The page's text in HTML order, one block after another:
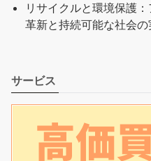
リサイクルと環境保護
革新と持続可能な社会の
サービス